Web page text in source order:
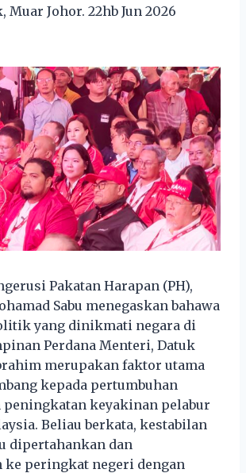
Muar Johor. 22hb Jun 2026
Pakatan Harapan (PH),
Sabu menegaskan bahawa
yang dinikmati negara di
Perdana Menteri, Datuk
merupakan faktor utama
kepada pertumbuhan
peningkatan keyakinan pelabur
Beliau berkata, kestabilan
dipertahankan dan
ke peringkat negeri dengan